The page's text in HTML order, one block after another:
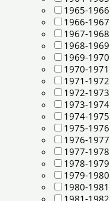
1965-1966
1966-1967
1967-1968
1968-1969
1969-1970
1970-1971
1971-1972
1972-1973
1973-1974
1974-1975
1975-1976
1976-1977
1977-1978
1978-1979
1979-1980
1980-1981